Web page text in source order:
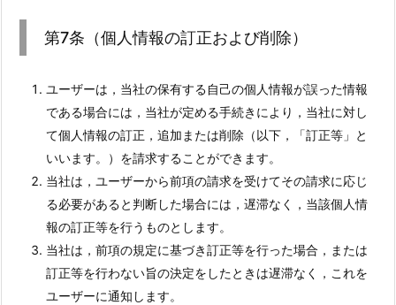
第7条（個人情報の訂正および削除）
ユーザーは，当社の保有する自己の個人情報が誤った情報
である場合には，当社が定める手続きにより，当社に対し
て個人情報の訂正，追加または削除（以下，「訂正等」と
いいます。）を請求することができます。
当社は，ユーザーから前項の請求を受けてその請求に応じ
る必要があると判断した場合には，遅滞なく，当該個人情
報の訂正等を行うものとします。
当社は，前項の規定に基づき訂正等を行った場合，または
訂正等を行わない旨の決定をしたときは遅滞なく，これを
ユーザーに通知します。